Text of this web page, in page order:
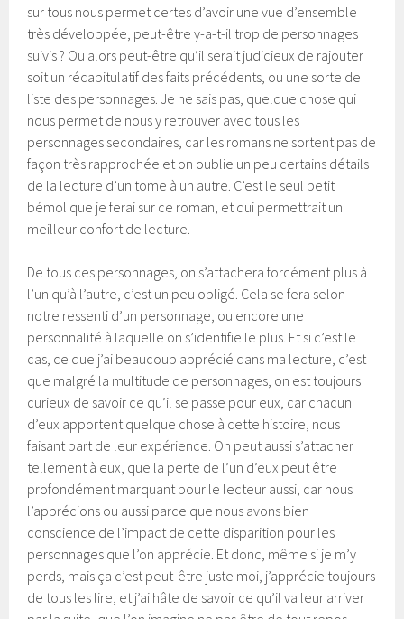
sur tous nous permet certes d’avoir une vue d’ensemble
très développée, peut-être y-a-t-il trop de personnages
suivis ? Ou alors peut-être qu’il serait judicieux de rajouter
soit un récapitulatif des faits précédents, ou une sorte de
liste des personnages. Je ne sais pas, quelque chose qui
nous permet de nous y retrouver avec tous les
personnages secondaires, car les romans ne sortent pas de
façon très rapprochée et on oublie un peu certains détails
de la lecture d’un tome à un autre. C’est le seul petit
bémol que je ferai sur ce roman, et qui permettrait un
meilleur confort de lecture.
De tous ces personnages, on s’attachera forcément plus à
l’un qu’à l’autre, c’est un peu obligé. Cela se fera selon
notre ressenti d’un personnage, ou encore une
personnalité à laquelle on s’identifie le plus. Et si c’est le
cas, ce que j’ai beaucoup apprécié dans ma lecture, c’est
que malgré la multitude de personnages, on est toujours
curieux de savoir ce qu’il se passe pour eux, car chacun
d’eux apportent quelque chose à cette histoire, nous
faisant part de leur expérience. On peut aussi s’attacher
tellement à eux, que la perte de l’un d’eux peut être
profondément marquant pour le lecteur aussi, car nous
l’apprécions ou aussi parce que nous avons bien
conscience de l’impact de cette disparition pour les
personnages que l’on apprécie. Et donc, même si je m’y
perds, mais ça c’est peut-être juste moi, j’apprécie toujours
de tous les lire, et j’ai hâte de savoir ce qu’il va leur arriver